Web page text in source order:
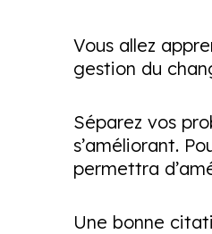
Vous allez
gestion du
Séparez vos
s’améliorant.
permettra
Une bonne